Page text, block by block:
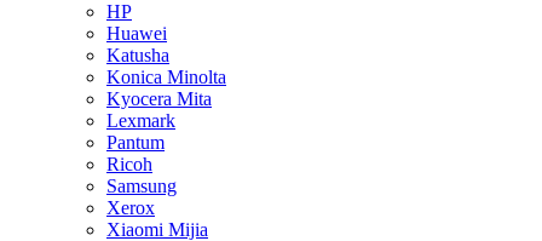
HP
Huawei
Katusha
Konica Minolta
Kyocera Mita
Lexmark
Pantum
Ricoh
Samsung
Xerox
Xiaomi Mijia